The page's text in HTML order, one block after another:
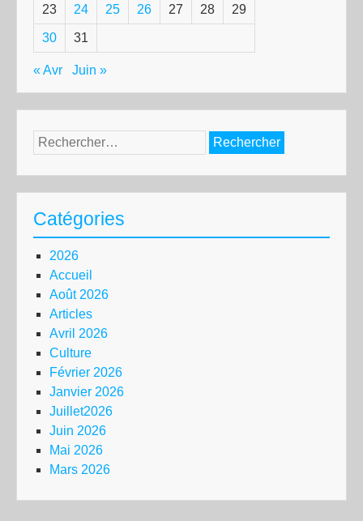
23 24 25 26 27 28 29
30 31
« Avr Juin »
Rechercher :
Catégories
2026
Accueil
Août 2026
Articles
Avril 2026
Culture
Février 2026
Janvier 2026
Juillet2026
Juin 2026
Mai 2026
Mars 2026